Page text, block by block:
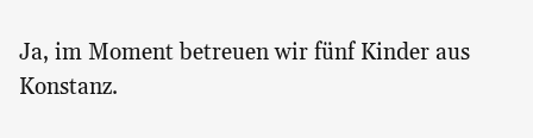
Ja, im Moment betreuen wir fünf Kinder aus
Konstanz.